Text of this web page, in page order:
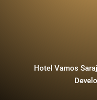
Hotel Vamos